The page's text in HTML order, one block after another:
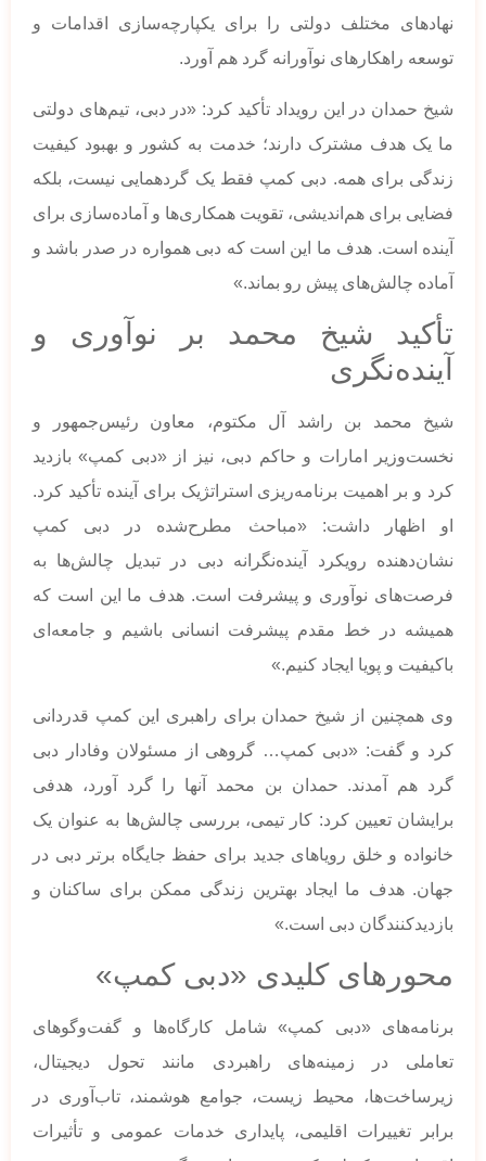
نهادهای مختلف دولتی را برای یکپارچه‌سازی اقدامات و
توسعه راهکارهای نوآورانه گرد هم آورد.
شیخ حمدان در این رویداد تأکید کرد: «در دبی، تیم‌های دولتی
ما یک هدف مشترک دارند؛ خدمت به کشور و بهبود کیفیت
زندگی برای همه. دبی کمپ فقط یک گردهمایی نیست، بلکه
فضایی برای هم‌اندیشی، تقویت همکاری‌ها و آماده‌سازی برای
آینده است. هدف ما این است که دبی همواره در صدر باشد و
آماده چالش‌های پیش رو بماند.»
تأکید شیخ محمد بر نوآوری و
آینده‌نگری
شیخ محمد بن راشد آل مکتوم، معاون رئیس‌جمهور و
نخست‌وزیر امارات و حاکم دبی، نیز از «دبی کمپ» بازدید
کرد و بر اهمیت برنامه‌ریزی استراتژیک برای آینده تأکید کرد.
او اظهار داشت: «مباحث مطرح‌شده در دبی کمپ
نشان‌دهنده رویکرد آینده‌نگرانه دبی در تبدیل چالش‌ها به
فرصت‌های نوآوری و پیشرفت است. هدف ما این است که
همیشه در خط مقدم پیشرفت انسانی باشیم و جامعه‌ای
باکیفیت و پویا ایجاد کنیم.»
وی همچنین از شیخ حمدان برای راهبری این کمپ قدردانی
کرد و گفت: «دبی کمپ… گروهی از مسئولان وفادار دبی
گرد هم آمدند. حمدان بن محمد آنها را گرد آورد، هدفی
برایشان تعیین کرد: کار تیمی، بررسی چالش‌ها به عنوان یک
خانواده و خلق رویاهای جدید برای حفظ جایگاه برتر دبی در
جهان. هدف ما ایجاد بهترین زندگی ممکن برای ساکنان و
بازدیدکنندگان دبی است.»
محورهای کلیدی «دبی کمپ»
برنامه‌های «دبی کمپ» شامل کارگاه‌ها و گفت‌وگوهای
تعاملی در زمینه‌های راهبردی مانند تحول دیجیتال،
زیرساخت‌ها، محیط زیست، جوامع هوشمند، تاب‌آوری در
برابر تغییرات اقلیمی، پایداری خدمات عمومی و تأثیرات